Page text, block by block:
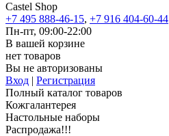
Castel Shop
+7 495 888-46-15, +7 916 404-60-44
Пн-пт, 09:00-22:00
В вашей корзине
нет товаров
Вы не авторизованы
Вход | Регистрация
Полный каталог товаров
Кожгалантерея
Настольные наборы
Распродажа!!!